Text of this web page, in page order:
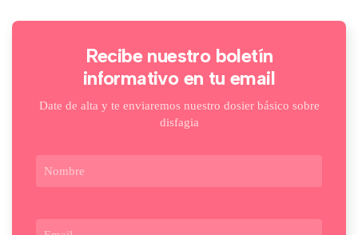
Recibe nuestro boletín
informativo en tu email
Date de alta y te enviaremos nuestro dosier básico sobre
disfagia